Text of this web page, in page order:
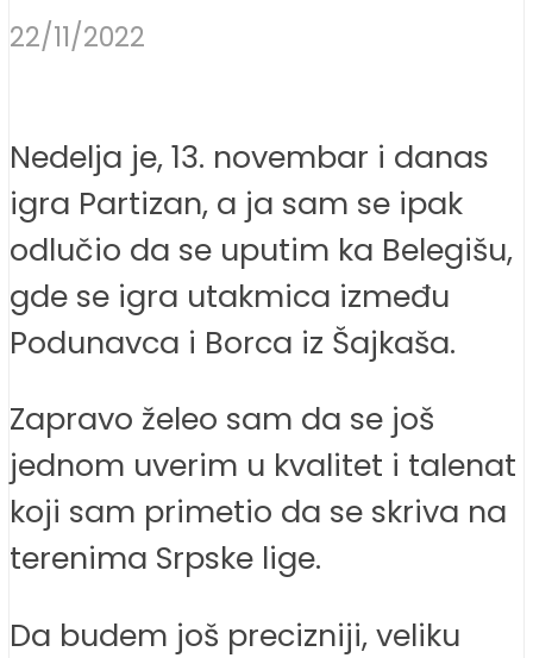
22/11/2022
Nedelja je, 13. novembar i danas
igra Partizan, a ja sam se ipak
odlučio da se uputim ka Belegišu,
gde se igra utakmica između
Podunavca i Borca iz Šajkaša.
Zapravo želeo sam da se još
jednom uverim u kvalitet i talenat
koji sam primetio da se skriva na
terenima Srpske lige.
Da budem još precizniji, veliku